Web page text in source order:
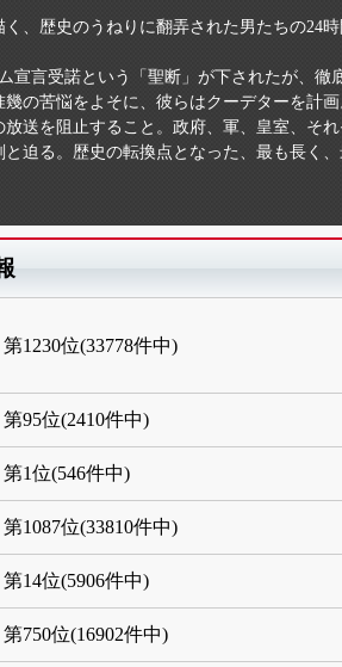
、歴史のうねりに翻弄された男たちの24
宣言受諾という「聖断」が下されたが、徹
の苦悩をよそに、彼らはクーデターを計
送を阻止すること。政府、軍、皇室、そ
迫る。歴史の転換点となった、最も長く
第1230位(33778件中)
第95位(2410件中)
第1位(546件中)
第1087位(33810件中)
第14位(5906件中)
第750位(16902件中)